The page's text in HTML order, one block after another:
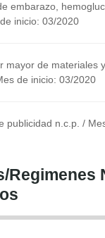
embarazo,
inicio: 03/2020
mayor de materiales
de inicio: 03/2020
publicidad n.c.p. /
Regimenes